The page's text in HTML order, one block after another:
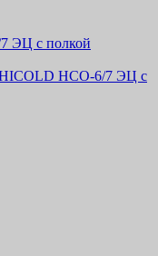
HICOLD НСО-6/7 ЭЦ с